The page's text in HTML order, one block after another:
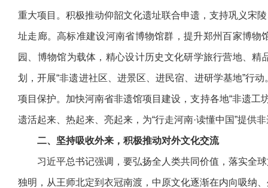
重大项目。积极推动仰韶文化遗址联合申遗，支持巩义
址走廊。高标准建设河南省博物馆群，提升郑州百家博物
园、博物馆为载体，精心设计历史文化研学旅行营地、精
划，开展“非遗进社区、进景区、进民宿、进研学基地”行
项目保护。加快河南省非遗馆项目建设，支持各地“非遗工
遗活起来、热起来、亮起来，为“行走河南·读懂中国”提供
二、坚持吸收外来，积极推动对外文化交流
习近平总书记强调，要弘扬全人类共同价值，落实全球
独明，从王师北定到衣冠南渡，中原文化逐渐在内向吸纳